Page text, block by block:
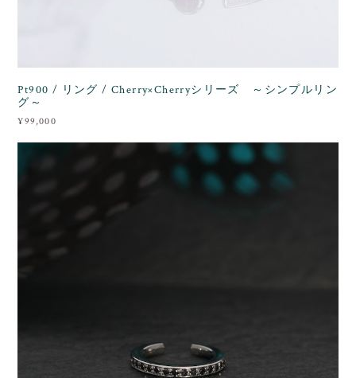
Pt900 / リング / Cherry×Cherryシリーズ ～シンプルリン
グ～
¥99,000